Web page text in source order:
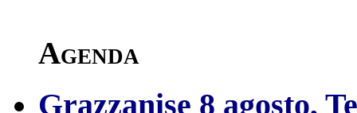
Agenda
Grazzanise 8 agosto,